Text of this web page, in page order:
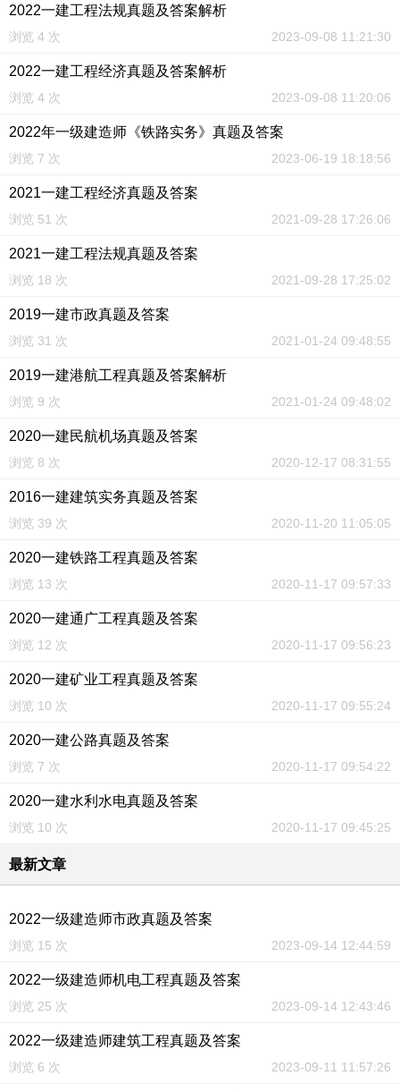
2022一建工程法规真题及答案解析
浏览 4 次 2023-09-08 11:21:30
2022一建工程经济真题及答案解析
浏览 4 次 2023-09-08 11:20:06
2022年一级建造师《铁路实务》真题及答案
浏览 7 次 2023-06-19 18:18:56
2021一建工程经济真题及答案
浏览 51 次 2021-09-28 17:26:06
2021一建工程法规真题及答案
浏览 18 次 2021-09-28 17:25:02
2019一建市政真题及答案
浏览 31 次 2021-01-24 09:48:55
2019一建港航工程真题及答案解析
浏览 9 次 2021-01-24 09:48:02
2020一建民航机场真题及答案
浏览 8 次 2020-12-17 08:31:55
2016一建建筑实务真题及答案
浏览 39 次 2020-11-20 11:05:05
2020一建铁路工程真题及答案
浏览 13 次 2020-11-17 09:57:33
2020一建通广工程真题及答案
浏览 12 次 2020-11-17 09:56:23
2020一建矿业工程真题及答案
浏览 10 次 2020-11-17 09:55:24
2020一建公路真题及答案
浏览 7 次 2020-11-17 09:54:22
2020一建水利水电真题及答案
浏览 10 次 2020-11-17 09:45:25
最新文章
2022一级建造师市政真题及答案
浏览 15 次 2023-09-14 12:44:59
2022一级建造师机电工程真题及答案
浏览 25 次 2023-09-14 12:43:46
2022一级建造师建筑工程真题及答案
浏览 6 次 2023-09-11 11:57:26